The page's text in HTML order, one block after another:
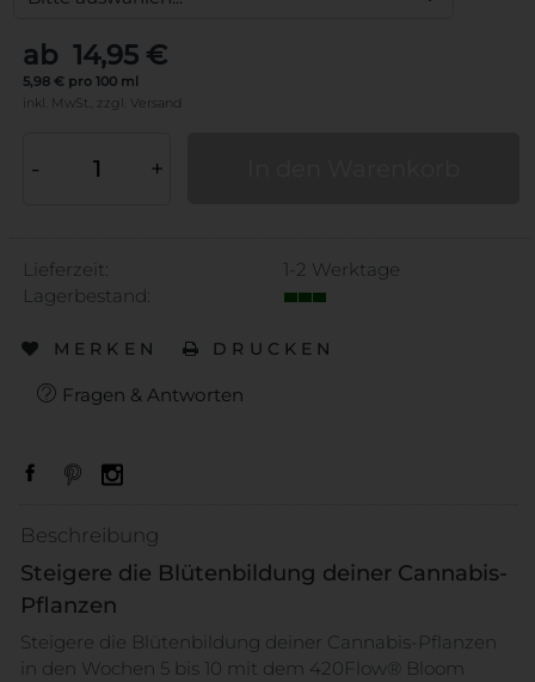
ab 14,95 €
5,98 € pro 100 ml
inkl. MwSt.,
zzgl. Versand
- +
Lieferzeit:
1-2 Werktage
Lagerbestand:
MERKEN DRUCKEN
Fragen & Antworten
Beschreibung
Steigere die Blütenbildung deiner Cannabis-
Pflanzen
Steigere die Blütenbildung deiner Cannabis-Pflanzen
in den Wochen 5 bis 10 mit dem 420Flow® Bloom